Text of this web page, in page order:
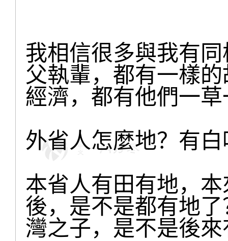
我相信很多與我有
父執輩，都有一樣
經濟，都有他們一
外省人怎麼地？有
本省人有田有地，
後，是不是都有地
灣之子，是不是後